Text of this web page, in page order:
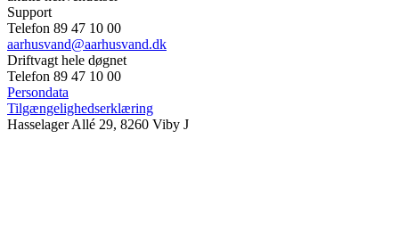
Support
Telefon 89 47 10 00
aarhusvand@aarhusvand.dk
Driftvagt hele døgnet
Telefon 89 47 10 00
Persondata
Tilgængelighedserklæring
Hasselager Allé 29, 8260 Viby J